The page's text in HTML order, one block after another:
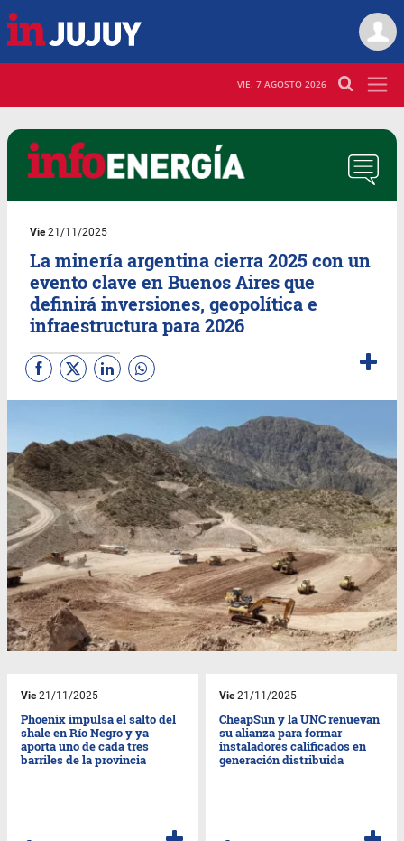
VIE. 7 AGOSTO 2026
Vie21/11/2025
La minería argentina cierra 2025 con un
evento clave en Buenos Aires que
definirá inversiones, geopolítica e
infraestructura para 2026
Vie21/11/2025
Phoenix impulsa el salto del
shale en Río Negro y ya
aporta uno de cada tres
barriles de la provincia
Vie21/11/2025
CheapSun y la UNC renuevan
su alianza para formar
instaladores calificados en
generación distribuida